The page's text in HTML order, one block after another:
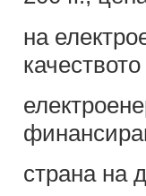
на
страна на